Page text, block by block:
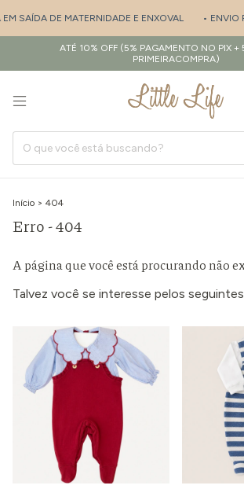
SAÍDA DE MATERNIDADE E ENXOVAL • ENVIO
ATÉ 10% OFF (5% PAGAMENTO NO PIX +
PRIMEIRACOMPRA)
Início > 404
Erro - 404
A página que você está procurando não
Talvez você se interesse pelos